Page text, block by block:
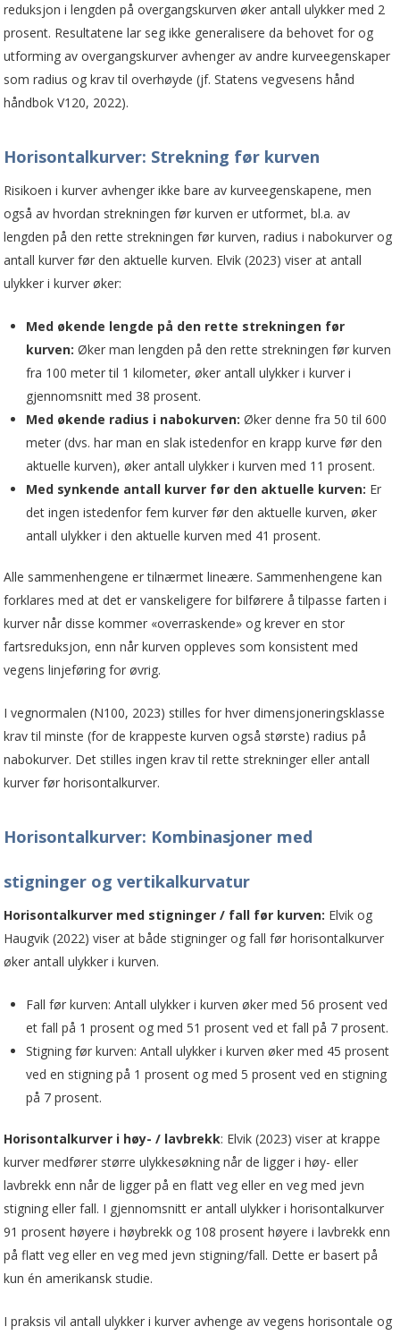
reduksjon i lengden på overgangskurven øker antall ulykker med 2
prosent. Resultatene lar seg ikke generalisere da behovet for og
utforming av overgangskurver avhenger av andre kurveegenskaper
som radius og krav til overhøyde (jf. Statens vegvesens hånd
håndbok V120, 2022).
Horisontalkurver: Strekning før kurven
Risikoen i kurver avhenger ikke bare av kurveegenskapene, men
også av hvordan strekningen før kurven er utformet, bl.a. av
lengden på den rette strekningen før kurven, radius i nabokurver og
antall kurver før den aktuelle kurven. Elvik (2023) viser at antall
ulykker i kurver øker:
Med økende lengde på den rette strekningen før
kurven: Øker man lengden på den rette strekningen før kurven
fra 100 meter til 1 kilometer, øker antall ulykker i kurver i
gjennomsnitt med 38 prosent.
Med økende radius i nabokurven: Øker denne fra 50 til 600
meter (dvs. har man en slak istedenfor en krapp kurve før den
aktuelle kurven), øker antall ulykker i kurven med 11 prosent.
Med synkende antall kurver før den aktuelle kurven: Er
det ingen istedenfor fem kurver før den aktuelle kurven, øker
antall ulykker i den aktuelle kurven med 41 prosent.
Alle sammenhengene er tilnærmet lineære. Sammenhengene kan
forklares med at det er vanskeligere for bilførere å tilpasse farten i
kurver når disse kommer «overraskende» og krever en stor
fartsreduksjon, enn når kurven oppleves som konsistent med
vegens linjeføring for øvrig.
I vegnormalen (N100, 2023) stilles for hver dimensjoneringsklasse
krav til minste (for de krappeste kurven også største) radius på
nabokurver. Det stilles ingen krav til rette strekninger eller antall
kurver før horisontalkurver.
Horisontalkurver: Kombinasjoner med
stigninger og vertikalkurvatur
Horisontalkurver med stigninger / fall før kurven: Elvik og
Haugvik (2022) viser at både stigninger og fall før horisontalkurver
øker antall ulykker i kurven.
Fall før kurven: Antall ulykker i kurven øker med 56 prosent ved
et fall på 1 prosent og med 51 prosent ved et fall på 7 prosent.
Stigning før kurven: Antall ulykker i kurven øker med 45 prosent
ved en stigning på 1 prosent og med 5 prosent ved en stigning
på 7 prosent.
Horisontalkurver i høy- / lavbrekk: Elvik (2023) viser at krappe
kurver medfører større ulykkesøkning når de ligger i høy- eller
lavbrekk enn når de ligger på en flatt veg eller en veg med jevn
stigning eller fall. I gjennomsnitt er antall ulykker i horisontalkurver
91 prosent høyere i høybrekk og 108 prosent høyere i lavbrekk enn
på flatt veg eller en veg med jevn stigning/fall. Dette er basert på
kun én amerikansk studie.
I praksis vil antall ulykker i kurver avhenge av vegens horisontale og